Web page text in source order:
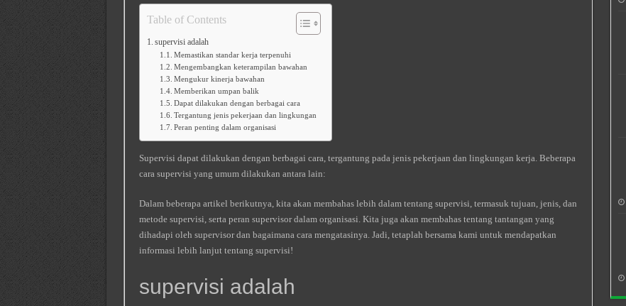
Table of Contents
supervisi adalah
Memastikan standar kerja terpenuhi
Mengembangkan keterampilan bawahan
Mengukur kinerja bawahan
Memberikan umpan balik
Dapat dilakukan dengan berbagai cara
Tergantung jenis pekerjaan dan lingkungan
Peran penting dalam organisasi
Supervisi dapat dilakukan dengan berbagai cara, tergantung pada jenis pekerjaan dan lingkungan kerja. Beberapa
cara supervisi yang umum dilakukan antara lain:
Dalam beberapa artikel berikutnya, kita akan membahas lebih dalam tentang supervisi, termasuk tujuan, jenis, dan
metode supervisi, serta peran supervisor dalam organisasi. Kita juga akan membahas tentang tantangan yang
dihadapi oleh supervisor dan bagaimana cara mengatasinya. Jadi, tetaplah bersama kami untuk mendapatkan
informasi lebih lanjut tentang supervisi!
supervisi adalah